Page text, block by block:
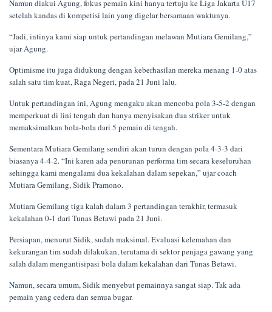
Namun diakui Agung, fokus pemain kini hanya tertuju ke Liga Jakarta U17
setelah kandas di kompetisi lain yang digelar bersamaan waktunya.
“Jadi, intinya kami siap untuk pertandingan melawan Mutiara Gemilang,”
ujar Agung.
Optimisme itu juga didukung dengan keberhasilan mereka menang 1-0 atas
salah satu tim kuat, Raga Negeri, pada 21 Juni lalu.
Untuk pertandingan ini, Agung mengaku akan mencoba pola 3-5-2 dengan
memperkuat di lini tengah dan hanya menyisakan dua striker untuk
memaksimalkan bola-bola dari 5 pemain di tengah.
Sementara Mutiara Gemilang sendiri akan turun dengan pola 4-3-3 dari
biasanya 4-4-2. “Ini karen ada penurunan performa tim secara keseluruhan
sehingga kami mengalami dua kekalahan dalam sepekan,” ujar coach
Mutiara Gemilang, Sidik Pramono.
Mutiara Gemilang tiga kalah dalam 3 pertandingan terakhir, termasuk
kekalahan 0-1 dari Tunas Betawi pada 21 Juni.
Persiapan, menurut Sidik, sudah maksimal. Evaluasi kelemahan dan
kekurangan tim sudah dilakukan, terutama di sektor penjaga gawang yang
salah dalam mengantisipasi bola dalam kekalahan dari Tunas Betawi.
Namun, secara umum, Sidik menyebut pemainnya sangat siap. Tak ada
pemain yang cedera dan semua bugar.